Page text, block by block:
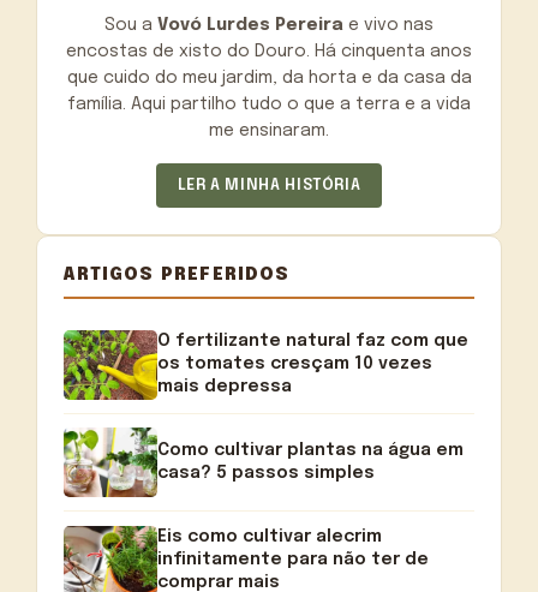
Sou a Vovó Lurdes Pereira e vivo nas
encostas de xisto do Douro. Há cinquenta anos
que cuido do meu jardim, da horta e da casa da
família. Aqui partilho tudo o que a terra e a vida
me ensinaram.
LER A MINHA HISTÓRIA
ARTIGOS PREFERIDOS
O fertilizante natural faz com que
os tomates cresçam 10 vezes
mais depressa
Como cultivar plantas na água em
casa? 5 passos simples
Eis como cultivar alecrim
infinitamente para não ter de
comprar mais